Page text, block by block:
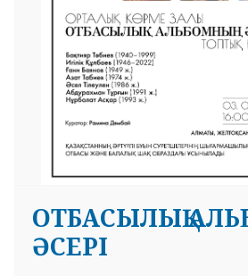
ОТБАСЫЛЫҚ
ӘСЕРІ